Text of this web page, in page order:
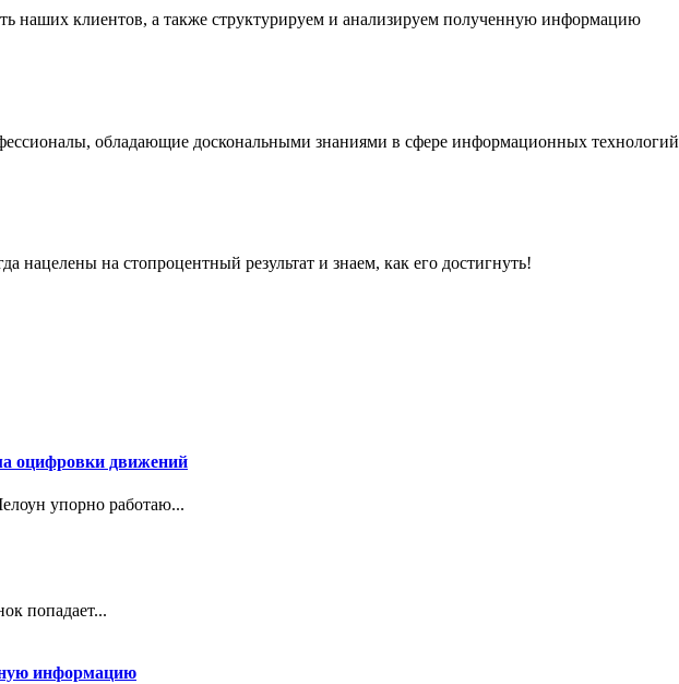
наших клиентов, а также структурируем и анализируем полученную информацию
обладающие доскональными знаниями в сфере информационных технологий
нацелены на стопроцентный результат и знаем, как его достигнуть!
оцифровки движений
упорно работаю...
попадает...
информацию